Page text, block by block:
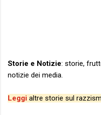
Storie e Notizie: storie,
notizie dei media.
Leggi altre storie sul